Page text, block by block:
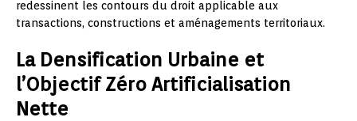
redessinent les contours du droit applicable aux
transactions, constructions et aménagements territoriaux.
La Densification Urbaine et
l’Objectif Zéro Artificialisation
Nette